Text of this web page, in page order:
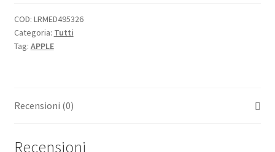
GPS
+
CELLULAR
TITANIO
CINTURINO
COD: LRMED495326
Categoria: Tutti
Tag: APPLE
Recensioni (0)
Recensioni